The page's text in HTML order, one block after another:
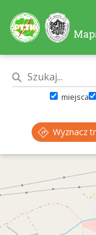
miejsca
Wyznacz